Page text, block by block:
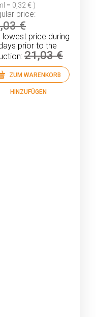
= 0,32 € )
price:
€
lowest price during
prior to the
21,03 €
ZUM WARENKORB
HINZUFÜGEN